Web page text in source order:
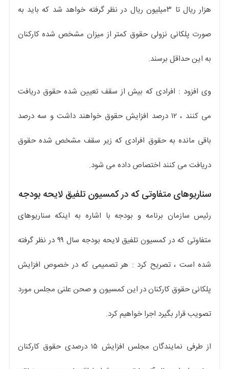
هزار ریال تا ۳میلیون ریال در نظر گرفته خواهد شد که باید به
صورت پلکانی نزولی حقوق کمتر از میزان مشخص شده کارکنان
به این حداقل برسند.
وی افزود : افرادی که بیش از سقف تعیین شده حقوق دریافت
می کنند ، ۱۲ درصد افزایش حقوق خواهند داشت و سه درصد
باقی مانده به حقوق افرادی که زیر سقف مشخص شده حقوق
دریافت می کنند اختصاص داده می شود.
سناریوهای متفاوتی که در کمسیون تلفیق لایحه بودجه
رئیس سازمان برنامه و بودجه با اشاره به اینکه سناریوهای
متفاوتی که در کمسیون تلفیق لایحه بودجه سال ۹۹ در نظر گرفته
شده است ، تصریح کرد : هر تصمیمی که در خصوص افزایش
پلکانی حقوق کارکنان در این کمسیون و صحن علنی مجلس مورد
تصویب قرار بگیرد اجرا خواهیم کرد.
از طرفی نمایندگان مجلس افزایش ۱۵ درصدی حقوق کارکنان